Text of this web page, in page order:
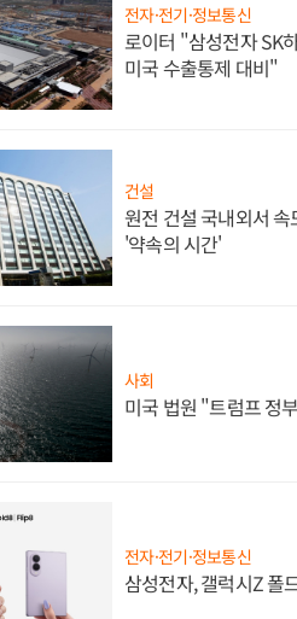
전자·전기·정보통신
로이터 "삼성전자 SK
미국 수출통제 대비"
건설
원전 건설 국내외서 속
'약속의 시간'
사회
미국 법원 "트럼프 정
전자·전기·정보통신
삼성전자, 갤럭시Z 폴